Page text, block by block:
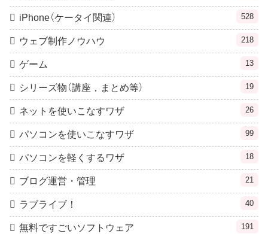
iPhone（ケータイ関連） 528
ウェブ制作ノウハウ 218
ゲーム 13
シリーズ物（講座，まとめ等） 19
ネットを使いこなすワザ 26
パソコンを使いこなすワザ 99
パソコンを軽くするワザ 18
ブログ運営・管理 21
ラブライブ！ 40
無料ですごいソフトウェア 191